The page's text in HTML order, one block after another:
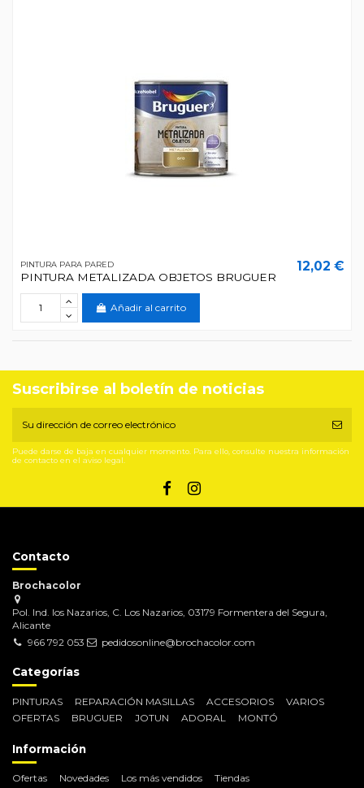
PINTURA PARA PARED
PINTURA METALIZADA OBJETOS BRUGUER
12,02 €
Añadir al carrito
Suscribirse al boletín de noticias
Puede darse de baja en cualquier momento. Para ello, consulte nuestra información
de contacto en el aviso legal.
Contacto
Brochacolor
Pol. Ind. los Nazarios, C. Los Nazarios, 03179 Formentera del Segura,
Alicante
966 792 053
pedidosonline@brochacolor.com
Categorías
PINTURAS REPARACIÓN MASILLAS ACCESORIOS
VARIOS
OFERTAS
BRUGUER JOTUN ADORAL MONTÓ
Información
Ofertas Novedades Los más vendidos Tiendas